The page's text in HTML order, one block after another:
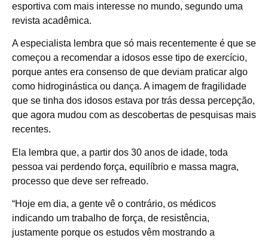
esportiva com mais interesse no mundo, segundo uma
revista acadêmica.
A especialista lembra que só mais recentemente é que se
começou a recomendar a idosos esse tipo de exercício,
porque antes era consenso de que deviam praticar algo
como hidroginástica ou dança. A imagem de fragilidade
que se tinha dos idosos estava por trás dessa percepção,
que agora mudou com as descobertas de pesquisas mais
recentes.
Ela lembra que, a partir dos 30 anos de idade, toda
pessoa vai perdendo força, equilíbrio e massa magra,
processo que deve ser refreado.
“Hoje em dia, a gente vê o contrário, os médicos
indicando um trabalho de força, de resistência,
justamente porque os estudos vêm mostrando a